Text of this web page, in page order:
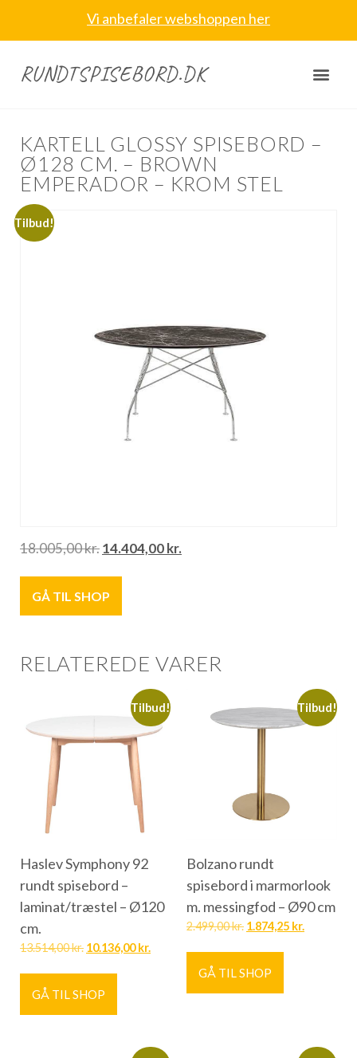
Vi anbefaler webshoppen her
RUNDTSPISEBORD.DK
KARTELL GLOSSY SPISEBORD –
Ø128 CM. – BROWN
EMPERADOR – KROM STEL
Tilbud!
18.005,00kr.14.404,00kr.
GÅ TIL SHOP
RELATEREDE VARER
Tilbud!
Haslev Symphony 92
rundt spisebord –
laminat/træstel – Ø120
cm.
13.514,00kr. 10.136,00kr.
GÅ TIL SHOP
Tilbud!
Bolzano rundt
spisebord i marmorlook
m. messingfod – Ø90 cm
2.499,00kr. 1.874,25 kr.
GÅ TIL SHOP